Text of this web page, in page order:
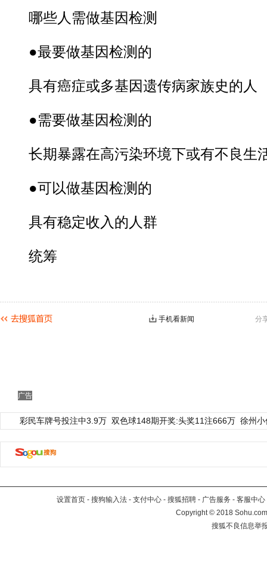
哪些人需做基因检测
●最要做基因检测的
具有癌症或多基因遗传病家族史的人
●需要做基因检测的
长期暴露在高污染环境下或有不良生
●可以做基因检测的
具有稳定收入的人群
统筹
分
手机看新闻
广告
彩民车牌号投注中3.9万 双色球148期开奖:头奖11注666万 徐州
设置首页 - 搜狗输入法 - 支付中心 - 搜狐招聘 - 广告服务 - 客服中心
Copyright©2018
搜狐不良信息举